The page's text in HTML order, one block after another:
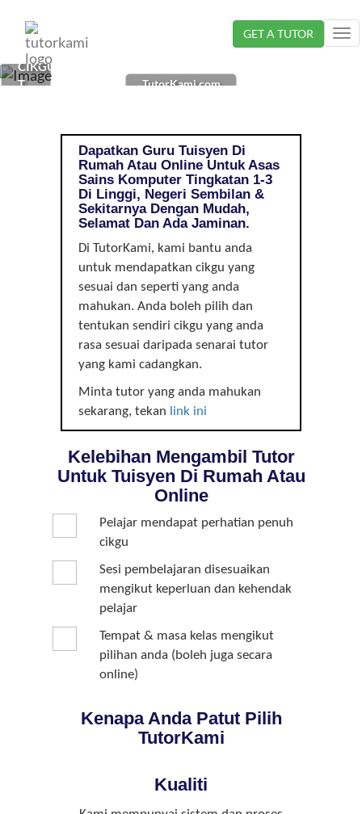
GET A TUTOR
CIKGU
TUISYEN
KOMPUTER
SEMBILAN
TINGKATAN
TutorKami.com
Dapatkan Guru Tuisyen Di
Rumah Atau Online Untuk Asas
Sains Komputer Tingkatan 1-3
Di Linggi, Negeri Sembilan &
Sekitarnya Dengan Mudah,
Selamat Dan Ada Jaminan.
Di TutorKami, kami bantu anda
untuk mendapatkan cikgu yang
sesuai dan seperti yang anda
mahukan. Anda boleh pilih dan
tentukan sendiri cikgu yang anda
rasa sesuai daripada senarai tutor
yang kami cadangkan.
Minta tutor yang anda mahukan
sekarang, tekan link ini
Kelebihan Mengambil Tutor
Untuk Tuisyen Di Rumah Atau
Online
Pelajar mendapat perhatian penuh
cikgu
Sesi pembelajaran disesuaikan
mengikut keperluan dan kehendak
pelajar
Tempat & masa kelas mengikut
pilihan anda (boleh juga secara
online)
Kenapa Anda Patut Pilih
TutorKami
Kualiti